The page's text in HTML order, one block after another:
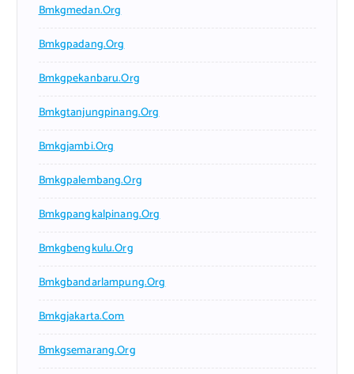
Bmkgmedan.org
Bmkgpadang.org
Bmkgpekanbaru.org
Bmkgtanjungpinang.org
Bmkgjambi.org
Bmkgpalembang.org
Bmkgpangkalpinang.org
Bmkgbengkulu.org
Bmkgbandarlampung.org
Bmkgjakarta.com
Bmkgsemarang.org